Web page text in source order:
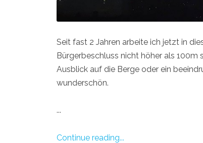
Seit fast 2 Jahren arbeite ich jetzt in
Bürgerbeschluss nicht höher als
Ausblick auf die Berge oder ein
wunderschön.
...
Continue reading...